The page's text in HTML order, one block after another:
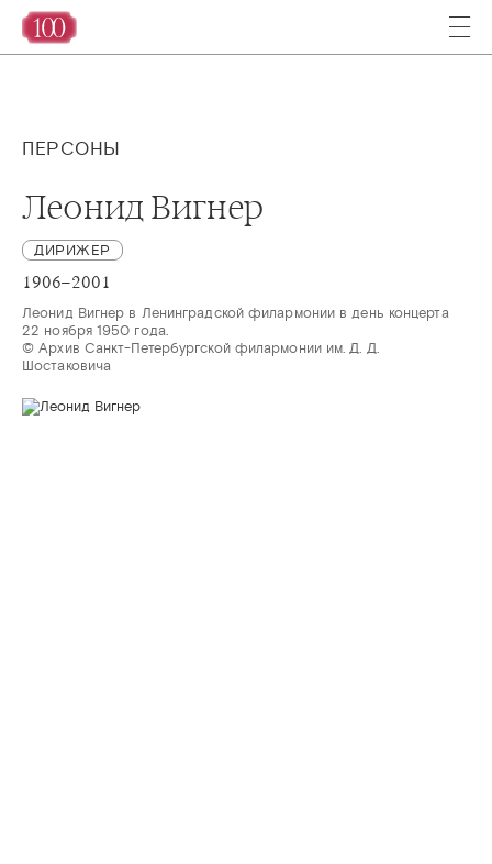
ПЕРСОНЫ
Леонид Вигнер
ДИРИЖЕР
1906–2001
Леонид Вигнер в Ленинградской филармонии в день концерта
22 ноября 1950 года.
© Архив Санкт-Петербургской филармонии им. Д. Д.
Шостаковича